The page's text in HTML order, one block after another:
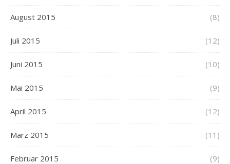
August 2015 (8)
Juli 2015 (12)
Juni 2015 (10)
Mai 2015 (9)
April 2015 (12)
März 2015 (11)
Februar 2015 (9)